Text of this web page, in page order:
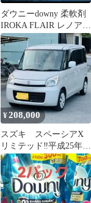
ダウニーdowny 柔軟剤
IROKA FLAIR レノアハ
ピネス P&G
¥208,000
スズキ スペーシアX
リミテッド‼️平成25年‼️
距離10万㌔‼️乗って帰れ
ます